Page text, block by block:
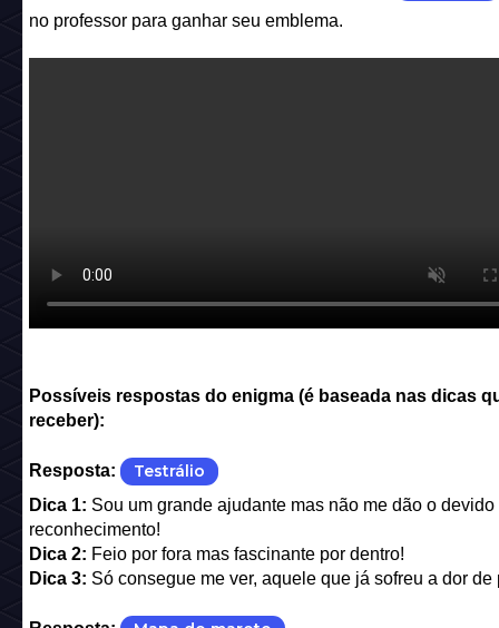
no professor para ganhar seu emblema.
Possíveis respostas do enigma (é baseada nas dicas
receber):
Resposta: Testrálio
Dica 1: Sou um grande ajudante mas não me dão o devido
reconhecimento!
Dica 2: Feio por fora mas fascinante por dentro!
Dica 3: Só consegue me ver, aquele que já sofreu a dor de